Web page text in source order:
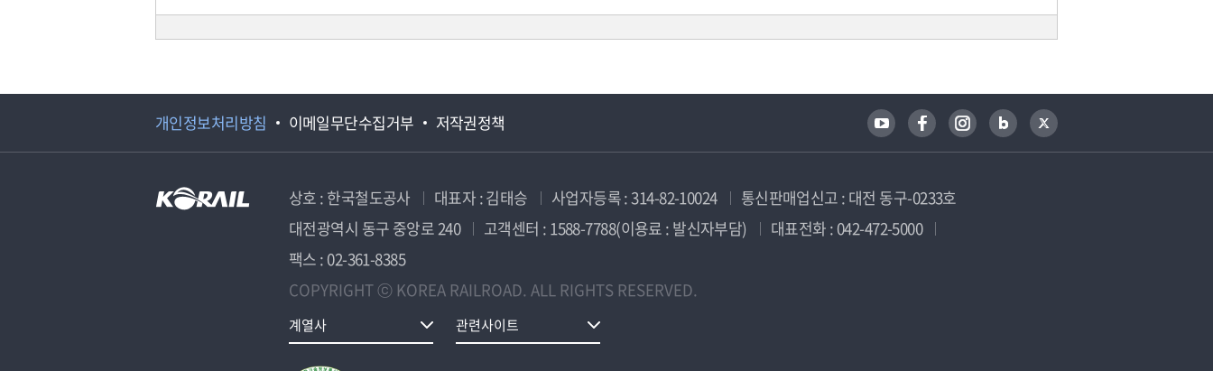
개인정보처리방침 이메일무단수집거부 저작권정책
상호 : 한국철도공사 대표자 : 김태승 사업자등록 : 314-82-10024
통신판매업신고 : 대전 동구-0233호
대전광역시 동구 중앙로 240
고객센터 : 1588-7788(이용료 : 발신자부담)
대표전화 : 042-472-5000
팩스 : 02-361-8385
COPYRIGHT ⓒ KOREA RAILROAD. ALL RIGHTS RESERVED.
계열사 관련사이트